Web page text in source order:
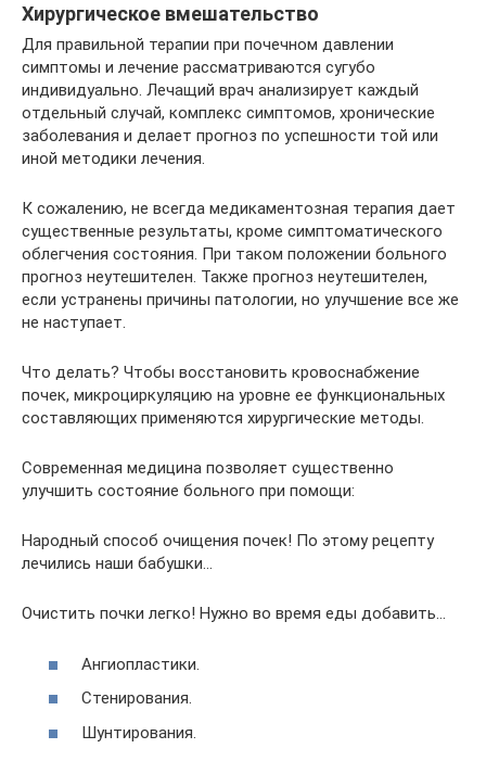
Хирургическое вмешательство
Для правильной терапии при почечном давлении
симптомы и лечение рассматриваются сугубо
индивидуально. Лечащий врач анализирует каждый
отдельный случай, комплекс симптомов, хронические
заболевания и делает прогноз по успешности той или
иной методики лечения.
К сожалению, не всегда медикаментозная терапия дает
существенные результаты, кроме симптоматического
облегчения состояния. При таком положении больного
прогноз неутешителен. Также прогноз неутешителен,
если устранены причины патологии, но улучшение все же
не наступает.
Что делать? Чтобы восстановить кровоснабжение
почек, микроциркуляцию на уровне ее функциональных
составляющих применяются хирургические методы.
Современная медицина позволяет существенно
улучшить состояние больного при помощи:
Народный способ очищения почек! По этому рецепту
лечились наши бабушки…
Очистить почки легко! Нужно во время еды добавить…
Ангиопластики.
Стенирования.
Шунтирования.